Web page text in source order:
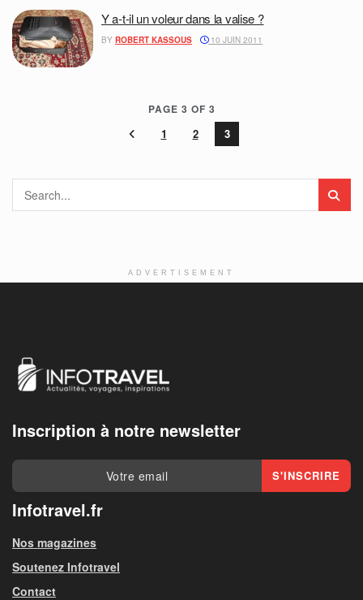
Y a-t-il un voleur dans la valise ?
BY ROBERT KASSOUS 10 JUIN 2011
PAGE 3 OF 3
1 2 3
ADVERTISEMENT
Inscription à notre newsletter
Infotravel.fr
Nos magazines
Soutenez Infotravel
Contact